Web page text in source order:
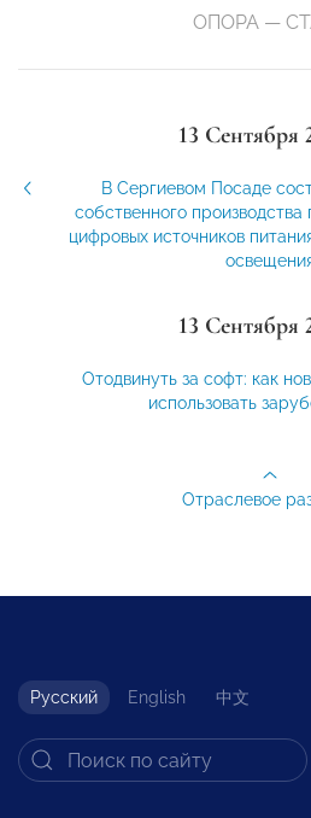
ОПОРА —
13 Сентября
В Сергиевом Посаде
собственного
цифровых источников
13 Сентября
Отодвинуть за софт: как
использовать
Отраслевое
Русский English 中文